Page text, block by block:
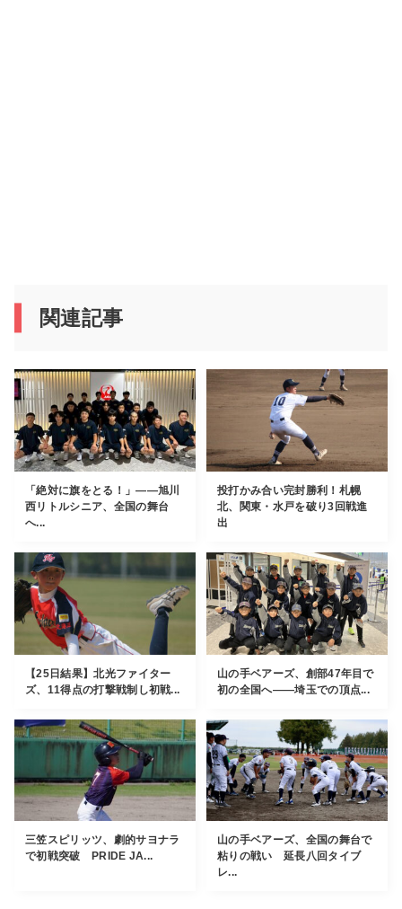
関連記事
「絶対に旗をとる！」――旭川
西リトルシニア、全国の舞台
へ...
投打かみ合い完封勝利！札幌
北、関東・水戸を破り3回戦進
出
【25日結果】北光ファイター
ズ、11得点の打撃戦制し初戦...
山の手ベアーズ、創部47年目で
初の全国へ――埼玉での頂点...
三笠スピリッツ、劇的サヨナラ
で初戦突破 PRIDE JA...
山の手ベアーズ、全国の舞台で
粘りの戦い 延長八回タイブ
レ...